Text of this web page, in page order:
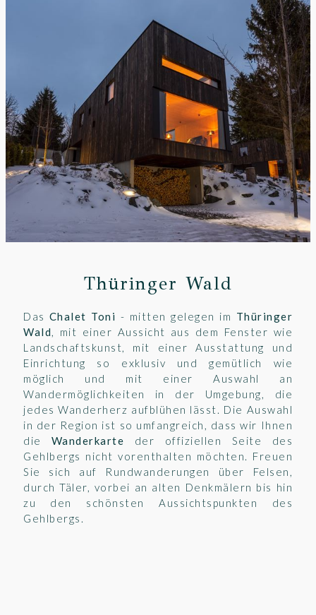
Thüringer Wald
Das Chalet Toni - mitten gelegen im Thüringer
Wald, mit einer Aussicht aus dem Fenster wie
Landschaftskunst, mit einer Ausstattung und
Einrichtung so exklusiv und gemütlich wie
möglich und mit einer Auswahl an
Wandermöglichkeiten in der Umgebung, die
jedes Wanderherz aufblühen lässt. Die Auswahl
in der Region ist so umfangreich, dass wir Ihnen
die Wanderkarte der offiziellen Seite des
Gehlbergs nicht vorenthalten möchten. Freuen
Sie sich auf Rundwanderungen über Felsen,
durch Täler, vorbei an alten Denkmälern bis hin
zu den schönsten Aussichtspunkten des
Gehlbergs.